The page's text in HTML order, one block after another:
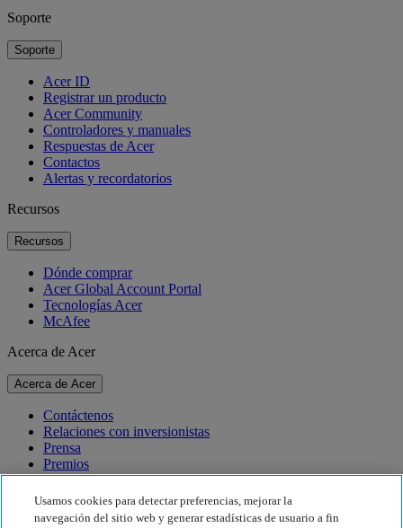
Soporte
Soporte
Acer ID
Registrar un producto
Acer Community
Controladores y manuales
Respuestas de Acer
Contactos
Alertas y recordatorios
Recursos
Recursos
Dónde comprar
Acer Global Account Portal
Tecnologías Acer
McAfee
Acerca de Acer
Acerca de Acer
Contáctenos
Relaciones con inversionistas
Prensa
Premios
Eventos
Sostenibilidad
Usamos cookies para detectar preferencias, mejorar la
navegación del sitio web y generar estadísticas de usuario a fin